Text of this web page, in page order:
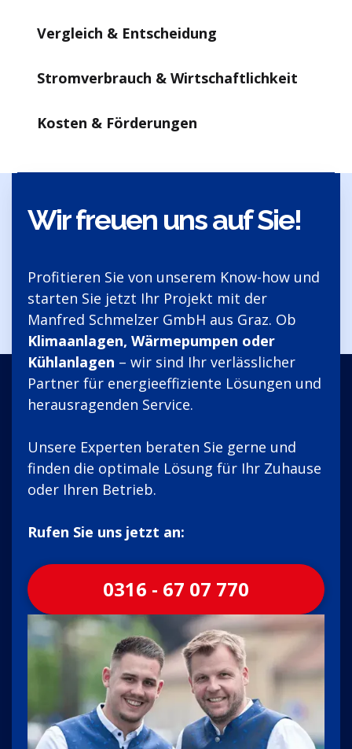
Vergleich & Entscheidung
Stromverbrauch & Wirtschaftlichkeit
Kosten & Förderungen
Wir freuen uns auf Sie!
Profitieren Sie von unserem Know-how und
starten Sie jetzt Ihr Projekt mit der
Manfred Schmelzer GmbH aus Graz. Ob
Klimaanlagen, Wärmepumpen oder
Kühlanlagen – wir sind Ihr verlässlicher
Partner für energieeffiziente Lösungen und
herausragenden Service.
Unsere Experten beraten Sie gerne und
finden die optimale Lösung für Ihr Zuhause
oder Ihren Betrieb.
Rufen Sie uns jetzt an:
0316 - 67 07 770